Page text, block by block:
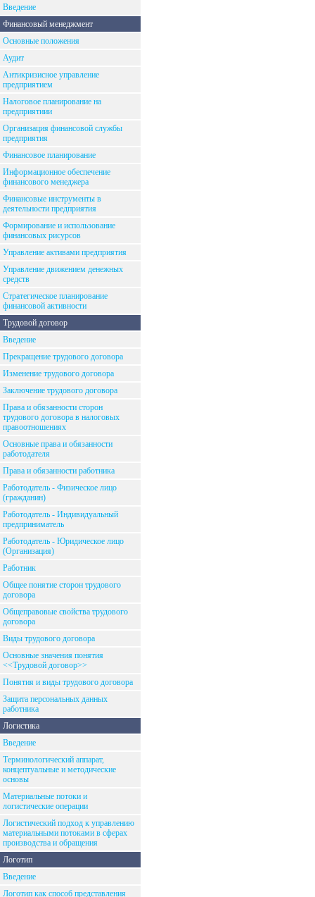
Введение
Финансовый менеджмент
Основные положения
Аудит
Антикризисное управление
предприятием
Налоговое планирование на
предприятиии
Организация финансовой службы
предприятия
Финансовое планирование
Информационное обеспечение
финансового менеджера
Финансовые инструменты в
деятельности предприятия
Формирование и использование
финансовых рисурсов
Управление активами предприятия
Управление движением денежных
средств
Стратегическое планирование
финансовой активности
Трудовой договор
Введение
Прекращение трудового договора
Изменение трудового договора
Заключение трудового договора
Права и обязанности сторон
трудового договора в налоговых
правоотношениях
Основные права и обязанности
работодателя
Права и обязанности работника
Работодатель - Физическое лицо
(гражданин)
Работодатель - Индивидуальный
предприниматель
Работодатель - Юридическое лицо
(Организация)
Работник
Общее понятие сторон трудового
договора
Общеправовые свойства трудового
договора
Виды трудового договора
Основные значения понятия
<<Трудовой договор>>
Понятия и виды трудового договора
Защита персональных данных
работника
Логистика
Введение
Терминологический аппарат,
концептуальные и методические
основы
Материальные потоки и
логистические операции
Логистический подход к управлению
материальными потоками в сферах
производства и обращения
Логотип
Введение
Логотип как способ представления